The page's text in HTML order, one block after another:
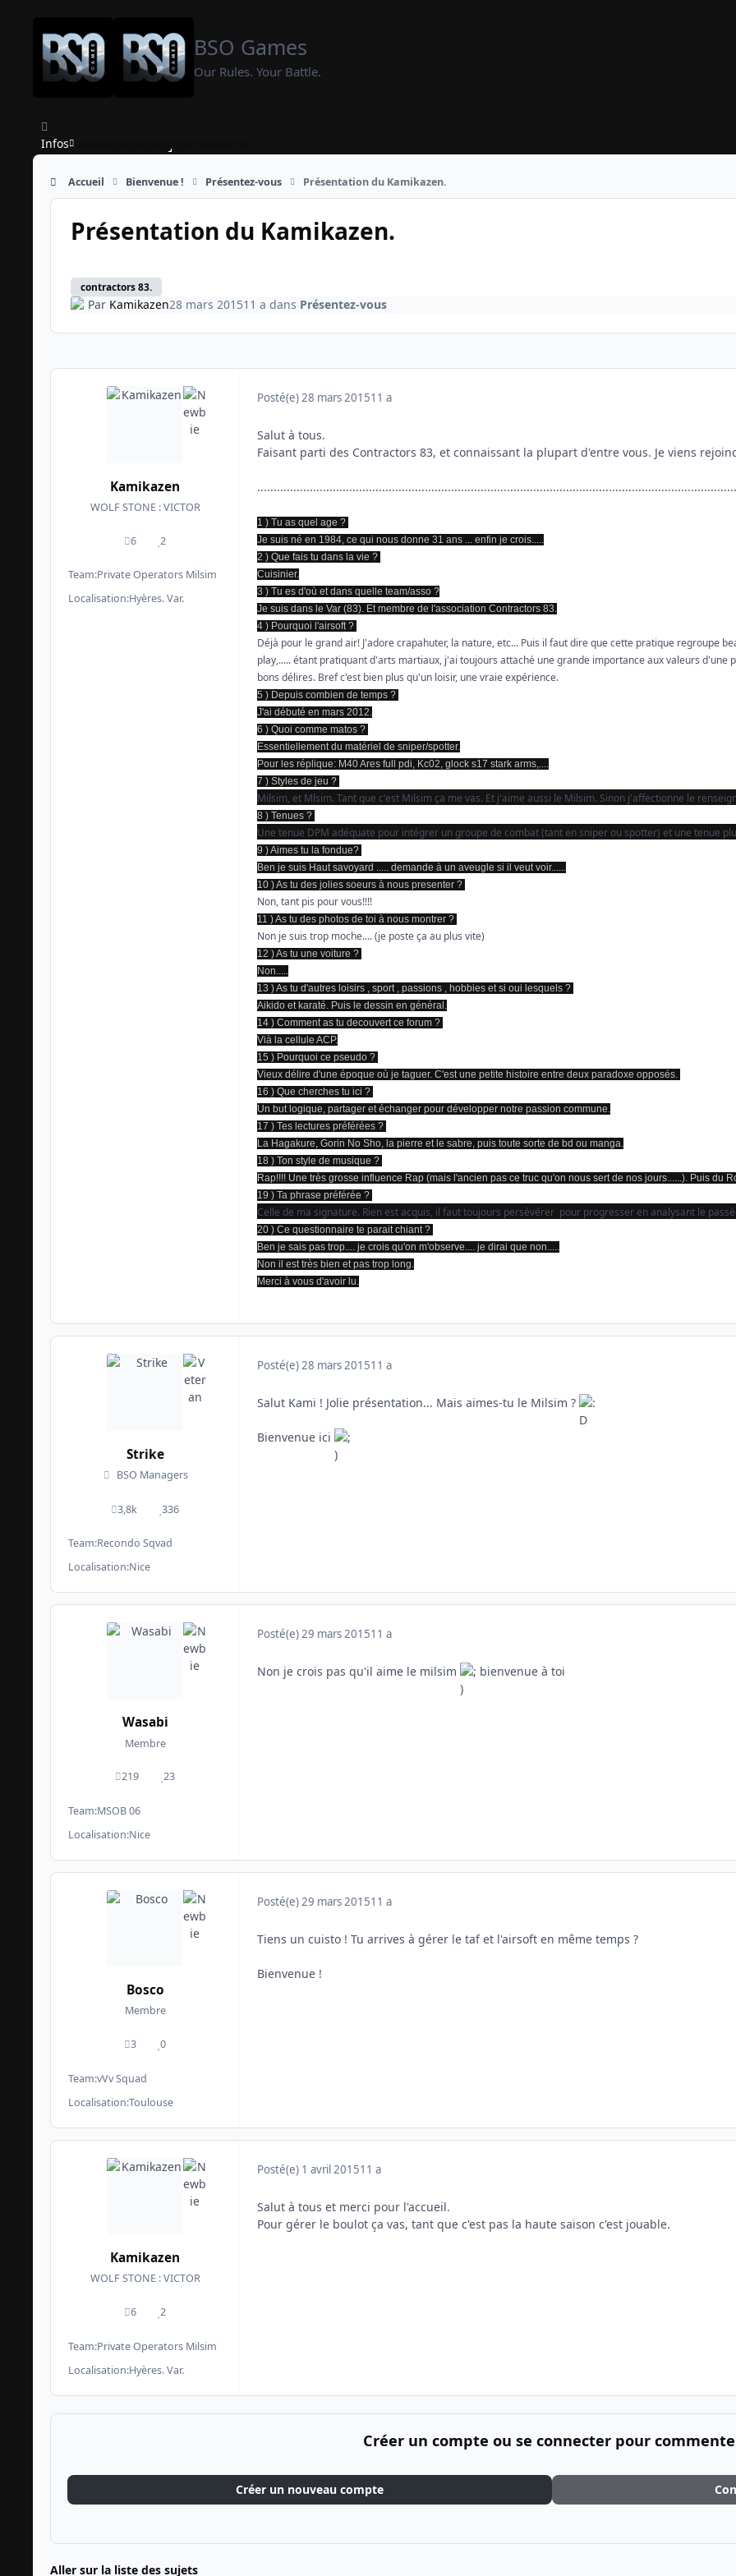
BSO Games
Our Rules. Your Battle.
Infos
Accueil Bienvenue ! Présentez-vous Présentation du Kamikazen.
Présentation du Kamikazen.
contractors 83.
Par Kamikazen28 mars 201511 a dans Présentez-vous
Kamikazen
WOLF STONE : VICTOR
6
messages
2
Réputation
Team:Private Operators Milsim
Localisation:Hyères. Var.
Posté(e)28 mars 201511 a
Salut à tous.
Faisant parti des Contractors 83, et connaissant la plupart d'entre vous. Je viens
1 ) Tu as quel age ?
Je suis né en 1984, ce qui nous donne 31 ans ... enfin je crois.....
2 ) Que fais tu dans la vie ?
Cuisinier.
3 ) Tu es d'où et dans quelle team/asso ?
Je suis dans le Var (83). Et membre de l'association Contractors 83.
4 ) Pourquoi l'airsoft ?
Déjà pour le grand air! J'adore crapahuter, la nature, etc... Puis il faut dire que cette pratique regroupe
play,..... étant pratiquant d'arts martiaux, j'ai toujours attaché une grande importance aux valeurs d'une
bons délires. Bref c'est bien plus qu'un loisir, une vraie expérience.
5 ) Depuis combien de temps ?
J'ai débuté en mars 2012.
6 ) Quoi comme matos ?
Essentiellement du matériel de sniper/spotter.
Pour les réplique: M40 Ares full pdi, Kc02, glock s17 stark arms,....
7 ) Styles de jeu ?
Milsim, et Mlsim. Tant que c'est Milsim ça me vas. Et j'aime aussi le Milsim. Sinon j'affectionne le
8 ) Tenues ?
Une tenue DPM adéquate pour intégrer un groupe de combat (tant en sniper ou spotter) et une tenue
9 ) Aimes tu la fondue?
Ben je suis Haut savoyard ..... demande à un aveugle si il veut voir......
10 ) As tu des jolies soeurs à nous presenter ?
Non, tant pis pour vous!!!!
11 ) As tu des photos de toi à nous montrer ?
Non je suis trop moche.... (je poste ça au plus vite)
12 ) As tu une voiture ?
Non.....
13 ) As tu d'autres loisirs , sport , passions , hobbies et si oui lesquels ?
Aikido et karaté. Puis le dessin en général.
14 ) Comment as tu decouvert ce forum ?
Vià la cellule ACP.
15 ) Pourquoi ce pseudo ?
Vieux délire d'une époque où je taguer. C'est une petite histoire entre deux paradoxe opposés.
16 ) Que cherches tu ici ?
Un but logique, partager et échanger pour développer notre passion commune.
17 ) Tes lectures préférées ?
La Hagakure, Gorin No Sho, la pierre et le sabre, puis toute sorte de bd ou manga.
18 ) Ton style de musique ?
Rap!!!! Une très grosse influence Rap (mais l'ancien pas ce truc qu'on nous sert de nos jours......). Puis du
19 ) Ta phrase préférée ?
Celle de ma signature. Rien est acquis, il faut toujours persévérer pour progresser en analysant le
20 ) Ce questionnaire te parait chiant ?
Ben je sais pas trop.... je crois qu'on m'observe.... je dirai que non.....
Non il est très bien et pas trop long.
Merci à vous d'avoir lu.
Strike
BSO Managers
3,8k
messages336
Réputation
Team:Recondo Sqvad
Localisation:Nice
Posté(e)28 mars 201511 a
Salut Kami ! Jolie présentation... Mais aimes-tu le Milsim ?
Bienvenue ici
Wasabi
Membre
219
messages
23
Réputation
Team:MSOB 06
Localisation:Nice
Posté(e)29 mars 201511 a
Non je crois pas qu'il aime le milsim bienvenue à toi
Bosco
Membre
3
messages
0
Réputation
Team:vVv Squad
Localisation:Toulouse
Posté(e)29 mars 201511 a
Tiens un cuisto ! Tu arrives à gérer le taf et l'airsoft en même temps ?
Bienvenue !
Kamikazen
WOLF STONE : VICTOR
6
messages
2
Réputation
Team:Private Operators Milsim
Localisation:Hyères. Var.
Posté(e) 1 avril 201511 a
Salut à tous et merci pour l'accueil.
Pour gérer le boulot ça vas, tant que c'est pas la haute saison c'est jouable.
Créer un compte ou se connecter pour
Créer un nouveau compte
Aller sur la liste des sujets